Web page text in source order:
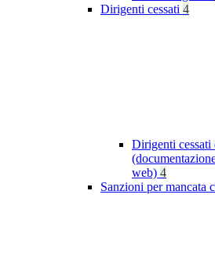
Dirigenti cessati 4
Dirigenti
web) 4
Sanzioni per mancata